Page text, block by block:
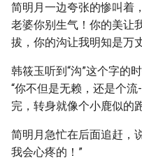
简明月一边夸张的惨叫着
老婆你别生气！你的美让
拔，你的沟让我明知是万
韩筱玉听到“沟”这个字的
“你不但是无赖，还是个
完，转身就像个小鹿似的
简明月急忙在后面追赶，
我会心疼的！”